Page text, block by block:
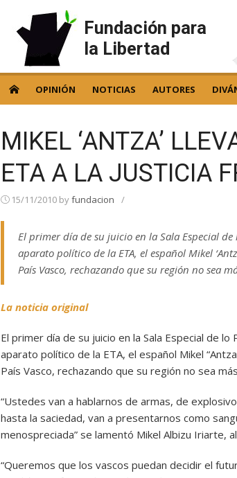
Fundación para
la Libertad
OPINIÓN NOTICIAS AUTORES
MIKEL ‘ANTZA’
ETA A LA JUSTICIA
15/11/2010 byfundacion /
El primer día de su juicio en la Sala Especial
aparato político de la ETA, el español Mikel
País Vasco, rechazando que su región no sea
La noticia original
El primer día de su juicio en la Sala Especial de
aparato político de la ETA, el español Mikel
País Vasco, rechazando que su región no sea
“Ustedes van a hablarnos de armas, de
hasta la saciedad, van a presentarnos como
menospreciada” se lamentó Mikel Albizu Iriarte,
“Queremos que los vascos puedan decidir el